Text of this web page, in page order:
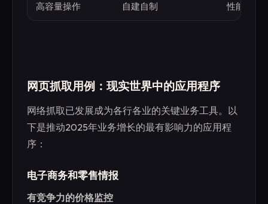
高容量操作 自建自制 性能优化
网页抓取用例：现实世界中的应用程序
网络抓取已发展成为各行各业的关键业务工具。以
下是推动2025年业务增长的最有影响力的应用程
序：
电子商务和零售情报
有竞争力的价格监控